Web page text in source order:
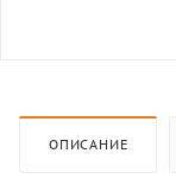
ОПИСАНИЕ